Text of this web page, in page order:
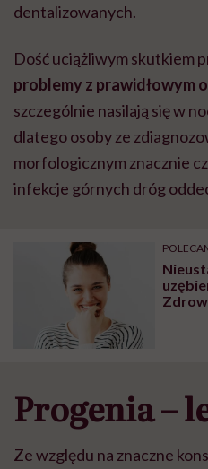
dentalizowanych.
Dość uciążliwym skutkiem
problemy z prawidłowym
szczególnie nasilają się w
dlatego osoby ze
morfologicznym znacznie
infekcje górnych dróg
Progenia –
Ze względu na znaczne